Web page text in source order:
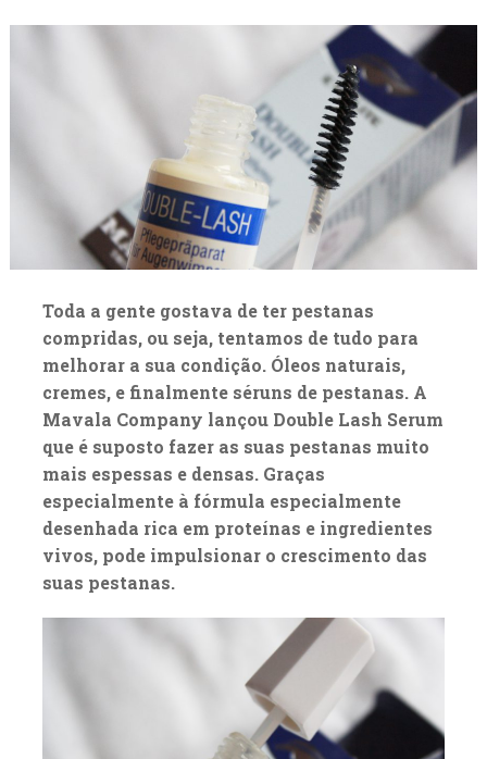
Toda a gente gostava de ter pestanas
compridas, ou seja, tentamos de tudo para
melhorar a sua condição. Óleos naturais,
cremes, e finalmente séruns de pestanas. A
Mavala Company lançou Double Lash Serum
que é suposto fazer as suas pestanas muito
mais espessas e densas. Graças
especialmente à fórmula especialmente
desenhada rica em proteínas e ingredientes
vivos, pode impulsionar o crescimento das
suas pestanas.